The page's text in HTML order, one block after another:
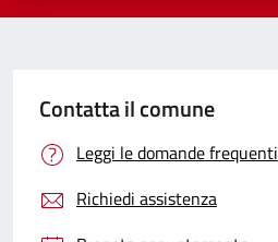
Contatta il comune
Leggi le domande frequenti
Richiedi assistenza